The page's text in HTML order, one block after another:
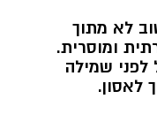
לא מתוך
ומוסרית.
לפני שמילה
לאסון.